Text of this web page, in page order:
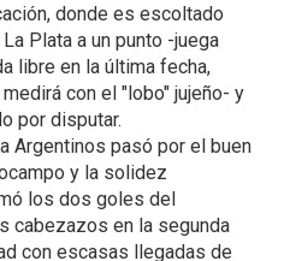
donde es escoltado
Plata a un punto -juega
libre en la última fecha,
con el "lobo" jujeño- y
por disputar.
Argentinos pasó por el buen
y la solidez
los dos goles del
cabezazos en la segunda
con escasas llegadas de